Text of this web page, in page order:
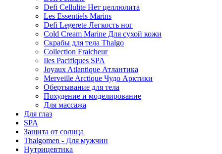
Defi Cellulite Нет целлюлита
Les Essentiels Marins
Defi Legerete Легкость ног
Cold Cream Marine Для сухой кожи
Скрабы для тела Thalgo
Collection Fraicheur
Iles Pacifiques SPA
Joyaux Atlantique Атлантика
Merveille Arctique Чудо Арктики
Обертывание для тела
Похудение и моделирование
Для массажа
Для глаз
SPA
Защита от солнца
Thalgomen - Для мужчин
Нутрицевтика